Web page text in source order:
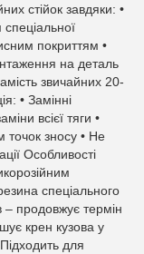
стійок завдяки: •
покриттям •
на деталь
звичайних 20-
• Замінні
всієї тяги •
точок зносу • Не
Особливості
спеціального
– продовжує термін
крен кузова у
для